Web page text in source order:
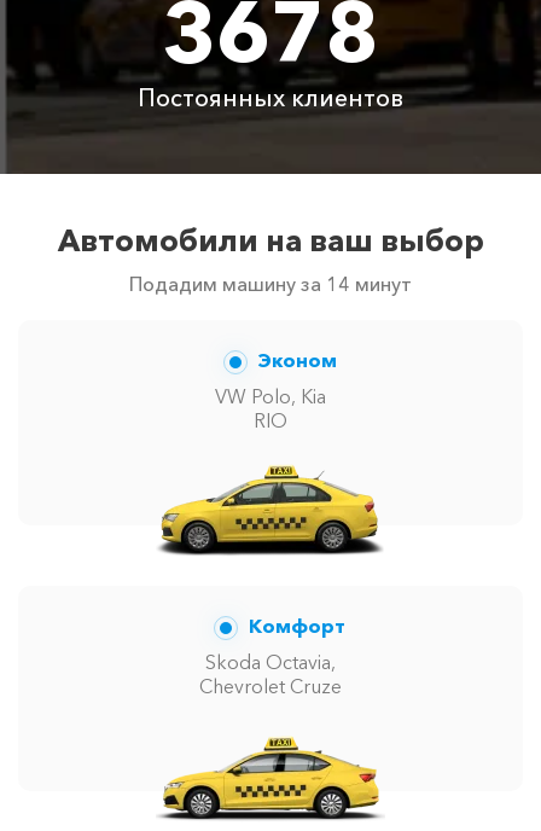
автомобилей в г Оленевка. Точную цену вам
сообщит менеджер при заказе.
3678
Постоянных клиентов
Автомобили на ваш выбор
Подадим машину за 14 минут
Эконом
VW Polo, Kia
RIO
Комфорт
Skoda Octavia,
Chevrolet Cruze